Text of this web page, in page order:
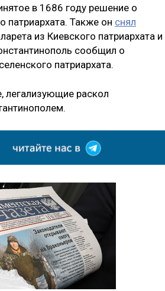
в 1686 году решение о
Также он снял
из Киевского патриархата и
сообщил о
патриархата.
легализующие раскол